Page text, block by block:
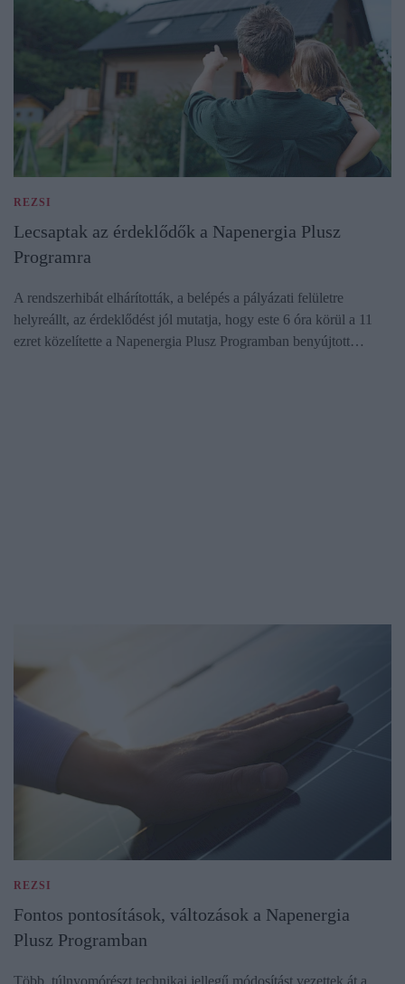
REZSI
Lecsaptak az érdeklődők a Napenergia Plusz
Programra
A rendszerhibát elhárították, a belépés a pályázati felületre
helyreállt, az érdeklődést jól mutatja, hogy este 6 óra körül a 11
ezret közelítette a Napenergia Plusz Programban benyújtott…
REZSI
Fontos pontosítások, változások a Napenergia
Plusz Programban
Több, túlnyomórészt technikai jellegű módosítást vezettek át a